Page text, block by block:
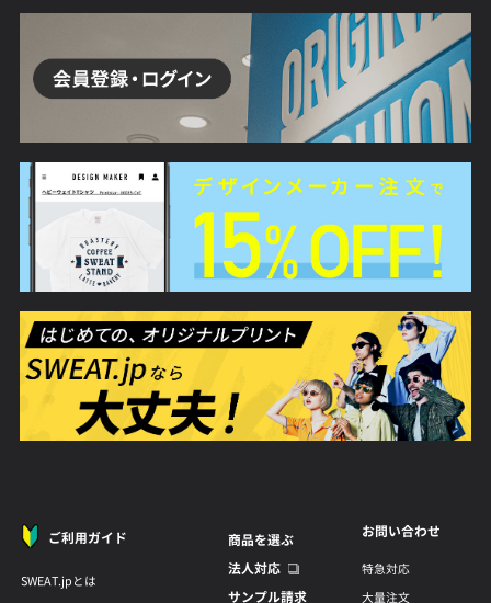
スマホケース ソックス ドッグウェア アクリルグッ
ステッカー ステーショナリー マスク
ご利用ガイド
SWEAT.jpとは
商品を選ぶ
法人対応
サンプル請求
お問い合わせ
特急対応
大量注文